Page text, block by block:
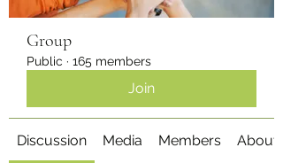
Group
Public · 165 members
Join
Discussion Media Members About